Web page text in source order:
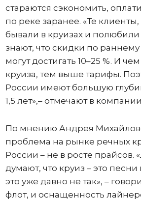
стараются сэкономить,
по реке заранее. «Те
бывали в круизах и полюбили
знают, что скидки по
могут достигать 10–25 %. И
круиза, тем выше тарифы.
России имеют большую
1,5 лет»,– отмечают в
По мнению Андрея
проблема на рынке речных
России – не в росте прайсов.
думают, что круиз – это песни
это уже давно не так», –
флот, и оснащенность